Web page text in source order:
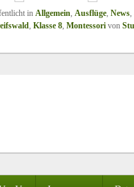
in Allgemein, Ausflüge, News,
, Klasse 8, Montessori von